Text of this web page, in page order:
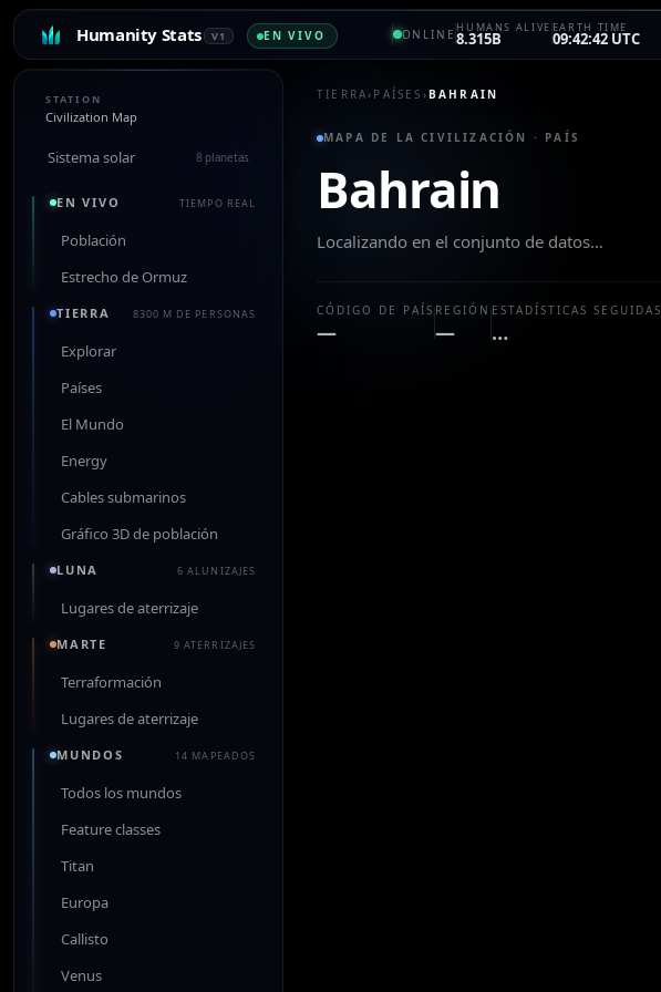
Humanity Stats V1 EN VIVO ONLINE HUMANS ALIVE
8.315B
EARTH TIME
09:42:42 UTC
STATION
Civilization Map
Sistema solar 8 planetas
EN VIVO TIEMPO REAL
Población
Estrecho de Ormuz
TIERRA 8300 M DE PERSONAS
Explorar
Países
El Mundo
Energy
Cables submarinos
Gráfico 3D de población
LUNA 6 ALUNIZAJES
Lugares de aterrizaje
MARTE 9 ATERRIZAJES
Terraformación
Lugares de aterrizaje
MUNDOS 14 MAPEADOS
Todos los mundos
Feature classes
Titan
Europa
Callisto
Venus
TIERRA› PAÍSES ›BAHRAIN
MAPA DE LA CIVILIZACIÓN · PAÍS
Bahrain
Localizando en el conjunto de datos…
CÓDIGO DE PAÍS
—
REGIÓN
—
ESTADÍSTICAS SEGUIDAS
…